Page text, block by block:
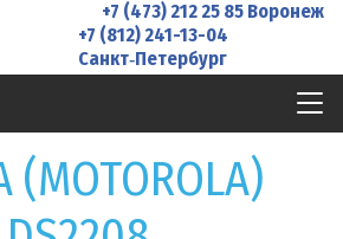
+7 (473) 212 25 85 Воронеж
+7 (812) 241-13-04
Санкт‑Петербург
(MOTOROLA)